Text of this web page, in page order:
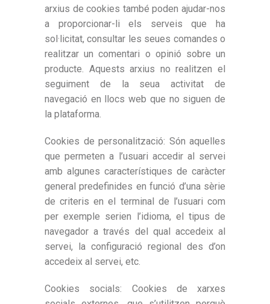
arxius de cookies també poden ajudar-nos
a proporcionar-li els serveis que ha
sol·licitat, consultar les seues comandes o
realitzar un comentari o opinió sobre un
producte. Aquests arxius no realitzen el
seguiment de la seua activitat de
navegació en llocs web que no siguen de
la plataforma.
Cookies de personalització: Són aquelles
que permeten a l’usuari accedir al servei
amb algunes característiques de caràcter
general predefinides en funció d’una sèrie
de criteris en el terminal de l’usuari com
per exemple serien l’idioma, el tipus de
navegador a través del qual accedeix al
servei, la configuració regional des d’on
accedeix al servei, etc.
Cookies socials: Cookies de xarxes